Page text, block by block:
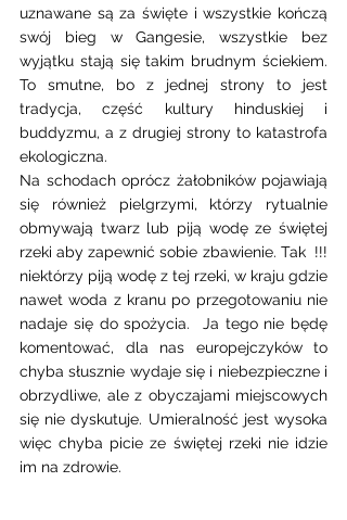
uznawane są za święte i wszystkie kończą
swój bieg w Gangesie, wszystkie bez
wyjątku stają się takim brudnym ściekiem.
To smutne, bo z jednej strony to jest
tradycja, część kultury hinduskiej i
buddyzmu, a z drugiej strony to katastrofa
ekologiczna.
Na schodach oprócz żałobników pojawiają
się również pielgrzymi, którzy rytualnie
obmywają twarz lub piją wodę ze świętej
rzeki aby zapewnić sobie zbawienie. Tak  !!!
niektórzy piją wodę z tej rzeki, w kraju gdzie
nawet woda z kranu po przegotowaniu nie
nadaje się do spożycia.  Ja tego nie będę
komentować, dla nas europejczyków to
chyba słusznie wydaje się i niebezpieczne i
obrzydliwe, ale z obyczajami miejscowych
się nie dyskutuje. Umieralność jest wysoka
więc chyba picie ze świętej rzeki nie idzie
im na zdrowie.